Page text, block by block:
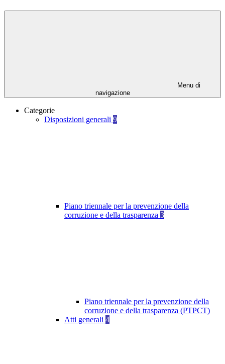
Menu di
navigazione
Categorie
Disposizioni generali 9
Piano triennale per la prevenzione della
corruzione e della trasparenza 3
Piano triennale per la prevenzione della
corruzione e della trasparenza (PTPCT)
Atti generali 4